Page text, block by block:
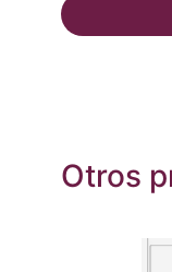
Otros